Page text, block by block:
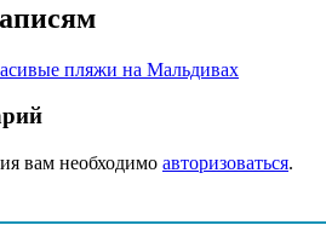
пляжи на Мальдивах
вам необходимо авторизоваться.